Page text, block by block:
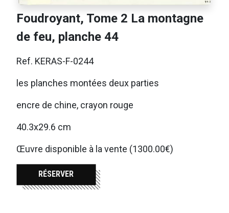
Foudroyant, Tome 2 La montagne
de feu, planche 44
Ref. KERAS-F-0244
les planches montées deux parties
encre de chine, crayon rouge
40.3x29.6 cm
Œuvre disponible à la vente (1300.00€)
RÉSERVER